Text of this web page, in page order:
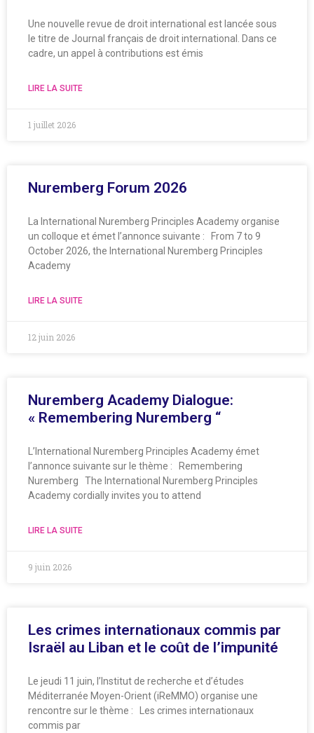
Une nouvelle revue de droit international est lancée sous
le titre de Journal français de droit international. Dans ce
cadre, un appel à contributions est émis
LIRE LA SUITE
1 juillet 2026
Nuremberg Forum 2026
La International Nuremberg Principles Academy organise
un colloque et émet l’annonce suivante : From 7 to 9
October 2026, the International Nuremberg Principles
Academy
LIRE LA SUITE
12 juin 2026
Nuremberg Academy Dialogue:
« Remembering Nuremberg “
L’International Nuremberg Principles Academy émet
l’annonce suivante sur le thème : Remembering
Nuremberg The International Nuremberg Principles
Academy cordially invites you to attend
LIRE LA SUITE
9 juin 2026
Les crimes internationaux commis par
Israël au Liban et le coût de l’impunité
Le jeudi 11 juin, l’Institut de recherche et d’études
Méditerranée Moyen-Orient (iReMMO) organise une
rencontre sur le thème : Les crimes internationaux
commis par